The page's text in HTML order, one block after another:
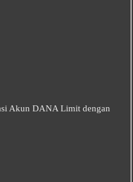
Akun DANA Limit dengan